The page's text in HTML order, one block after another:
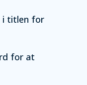
i titlen for
for at